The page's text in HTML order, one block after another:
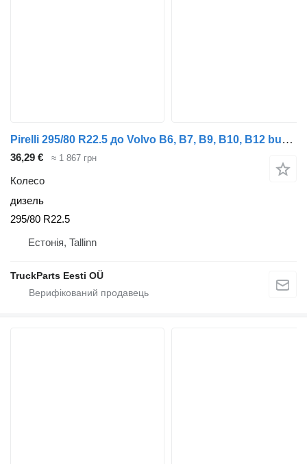
Pirelli 295/80 R22.5 до Volvo B6, B7, B9, B10, B12 bus (1978-2011)
36,29 € ≈ 1 867 грн
Колесо
дизель
295/80 R22.5
Естонія, Tallinn
TruckParts Eesti OÜ